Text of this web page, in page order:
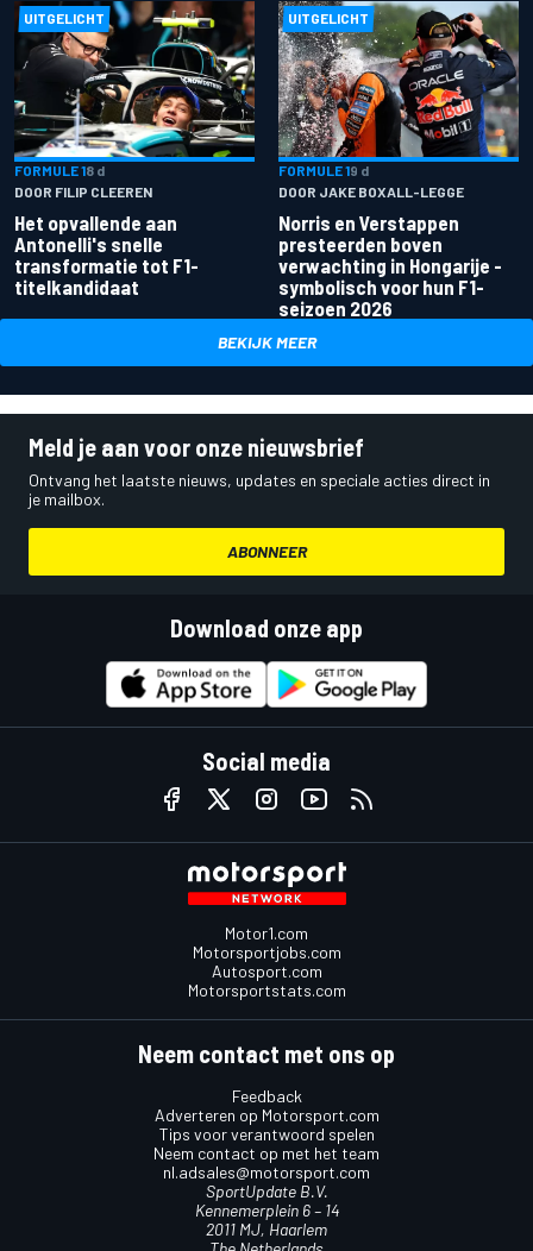
UITGELICHT
FORMULE 18 d
DOOR FILIP CLEEREN
Het opvallende aan
Antonelli's snelle
transformatie tot F1-
titelkandidaat
UITGELICHT
FORMULE 19 d
DOOR JAKE BOXALL-LEGGE
Norris en Verstappen
presteerden boven
verwachting in Hongarije -
symbolisch voor hun F1-
seizoen 2026
BEKIJK MEER
Meld je aan voor onze nieuwsbrief
Ontvang het laatste nieuws, updates en speciale acties direct in
je mailbox.
ABONNEER
Download onze app
Social media
Motor1.com
Motorsportjobs.com
Autosport.com
Motorsportstats.com
Neem contact met ons op
Feedback
Adverteren op Motorsport.com
Tips voor verantwoord spelen
Neem contact op met het team
nl.adsales@motorsport.com
SportUpdate B.V.
Kennemerplein 6 – 14
2011 MJ, Haarlem